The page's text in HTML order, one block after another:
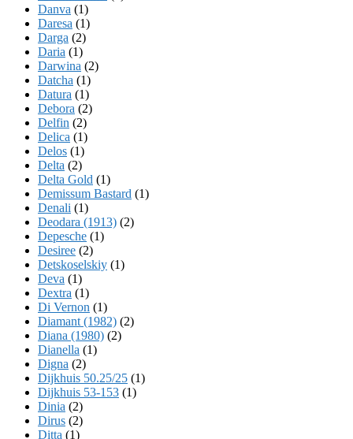
Danva (1)
Daresa (1)
Darga (2)
Daria (1)
Darwina (2)
Datcha (1)
Datura (1)
Debora (2)
Delfin (2)
Delica (1)
Delos (1)
Delta (2)
Delta Gold (1)
Demissum Bastard (1)
Denali (1)
Deodara (1913) (2)
Depesche (1)
Desiree (2)
Detskoselskiy (1)
Deva (1)
Dextra (1)
Di Vernon (1)
Diamant (1982) (2)
Diana (1980) (2)
Dianella (1)
Digna (2)
Dijkhuis 50.25/25 (1)
Dijkhuis 53-153 (1)
Dinia (2)
Dirus (2)
Ditta (1)